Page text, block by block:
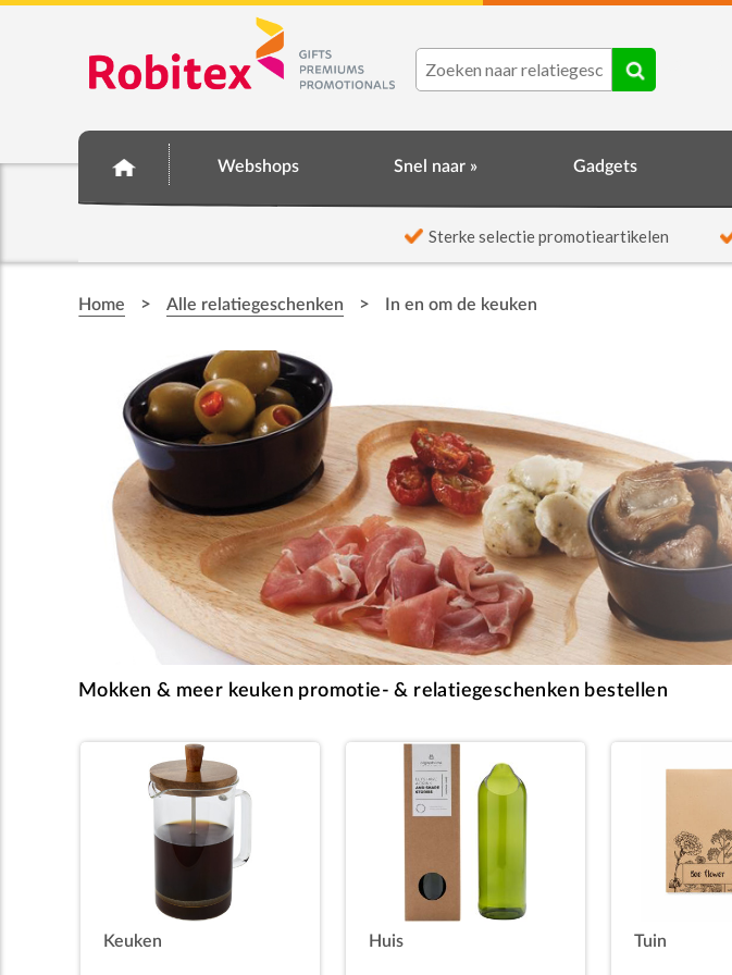
Webshops Snel naar » Gadgets
Sterke selectie promotieartikelen
Home > Alle relatiegeschenken > In en om de keuken
Mokken & meer keuken promotie- & relatiegeschenken bestellen
Keuken Huis Tuin